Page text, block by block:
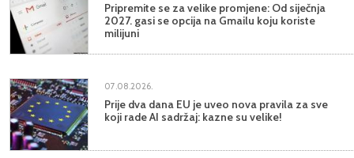
Pripremite se za velike promjene: Od siječnja
2027. gasi se opcija na Gmailu koju koriste
milijuni
07.08.2026.
Prije dva dana EU je uveo nova pravila za sve
koji rade AI sadržaj: kazne su velike!